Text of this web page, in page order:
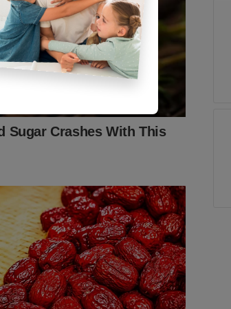
e parceiros comerciais. Para
o que lhe dará o direito de
acesso exclusivo ao conteúdo da
são revelados. Para assinar, clique